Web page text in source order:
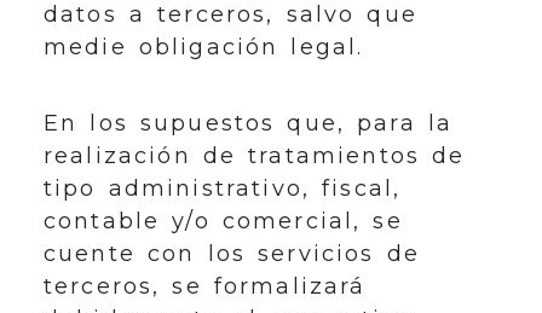
datos a terceros, salvo que
medie obligación legal.
En los supuestos que, para la
realización de tratamientos de
tipo administrativo, fiscal,
contable y/o comercial, se
cuente con los servicios de
terceros, se formalizará